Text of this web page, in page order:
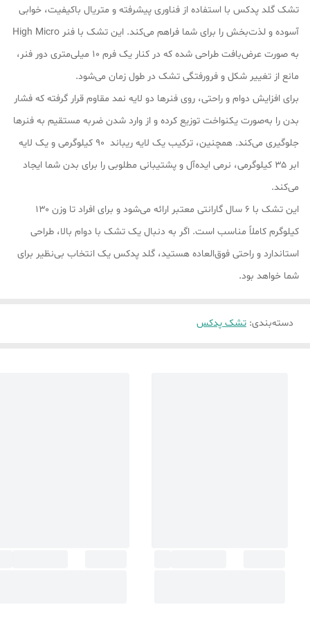
تشک گلد پدکس با استفاده از فناوری پیشرفته و متریال باکیفیت، خوابی
آسوده و لذت‌بخش را برای شما فراهم می‌کند. این تشک با فنر High Micro
به صورت عرض‌بافت طراحی شده که در کنار یک فرم ۱۰ میلی‌متری دور فنر،
مانع از تغییر شکل و فرورفتگی تشک در طول زمان می‌شود.
برای افزایش دوام و راحتی، روی فنرها دو لایه نمد مقاوم قرار گرفته که فشار
بدن را به‌صورت یکنواخت توزیع کرده و از وارد شدن ضربه مستقیم به فنرها
جلوگیری می‌کند. همچنین، ترکیب یک لایه ریباند ۹۰ کیلوگرمی و یک لایه
ابر ۳۵ کیلوگرمی، نرمی ایده‌آل و پشتیبانی مطلوبی را برای بدن شما ایجاد
می‌کند.
این تشک با ۶ سال گارانتی معتبر ارائه می‌شود و برای افراد تا وزن ۱۳۰
کیلوگرم کاملاً مناسب است. اگر به دنبال یک تشک با دوام بالا، طراحی
استاندارد و راحتی فوق‌العاده هستید، گلد پدکس یک انتخاب بی‌نظیر برای
شما خواهد بود.
دسته‌بندی: تشک پدکس